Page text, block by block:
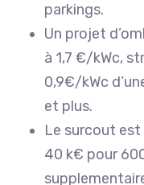
parkings.
Un projet
à 1,7 €/kWc,
0,9€/kWc
et plus.
Le surcout est
40 k€ pour